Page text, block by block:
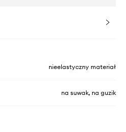
nieelastyczny materiał
na suwak, na guzik